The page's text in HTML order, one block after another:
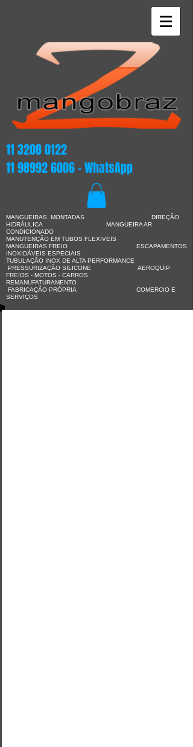
11 3208 0122
11 98992 6006- WhatsApp
MANGUEIRAS MONTADAS DIREÇÃO
HIDRÁULICA MANGUEIRA AR
CONDICIONADO
MANUTENÇÃO EM TUBOS FLEXIVEIS
MANGUEIRAS FREIO ESCAPAMENTOS
INOXIDÁVEIS ESPECIAIS
TUBULAÇÃO INOX DE ALTA PERFORMANCE
PRESSURIZAÇÃO SILICONE AEROQUIP
FREIOS - MOTOS - CARROS
REMANUFATURAMENTO
FABRICAÇÃO PRÓPRIA COMERCIO E
SERVIÇOS